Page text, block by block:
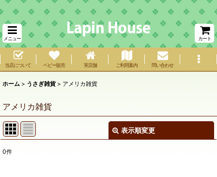
メニュー カート
当店について ベビー販売 実店舗 ご利用案内 問い合わせ
ホーム > うさぎ雑貨 > アメリカ雑貨
アメリカ雑貨
表示順変更
0件